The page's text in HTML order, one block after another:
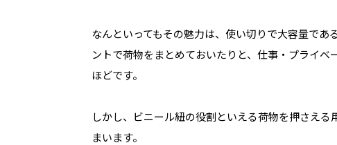
なんといってもその魅力は、使い切りで大容量で
ントで荷物をまとめておいたりと、仕事・プライ
ほどです。
しかし、ビニール紐の役割といえる荷物を押さえ
まいます。